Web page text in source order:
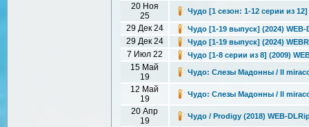
20 Ноя
25
Чудо [1 сезон: 1-12 серии из
29 Дек 24 Чудо [1-19 выпуск] (2024) WEB-
29 Дек 24 Чудо [1-19 выпуск] (2024)
7 Июл 22 Чудо [1-8 серии из 8] (2009)
15 Май
19
Чудо: Слезы Мадонны / Il
12 Май
19
Чудо: Слезы Мадонны / Il
20 Апр
19
Чудо / Prodigy (2018) WEB-